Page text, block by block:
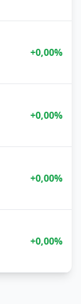
+0,00%
+0,00%
+0,00%
+0,00%